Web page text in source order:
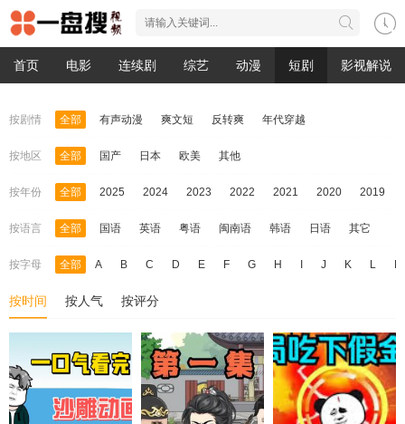
首页 电影 连续剧 综艺 动漫 短剧 影视解说
按剧情 全部 有声动漫 爽文短 反转爽 年代穿越
按地区 全部 国产 日本 欧美 其他
按年份 全部 2025 2024 2023 2022 2021 2020 2019
按语言 全部 国语 英语 粤语 闽南语 韩语 日语 其它
按字母 全部 A B C D E F G H J K L
按时间 按人气 按评分